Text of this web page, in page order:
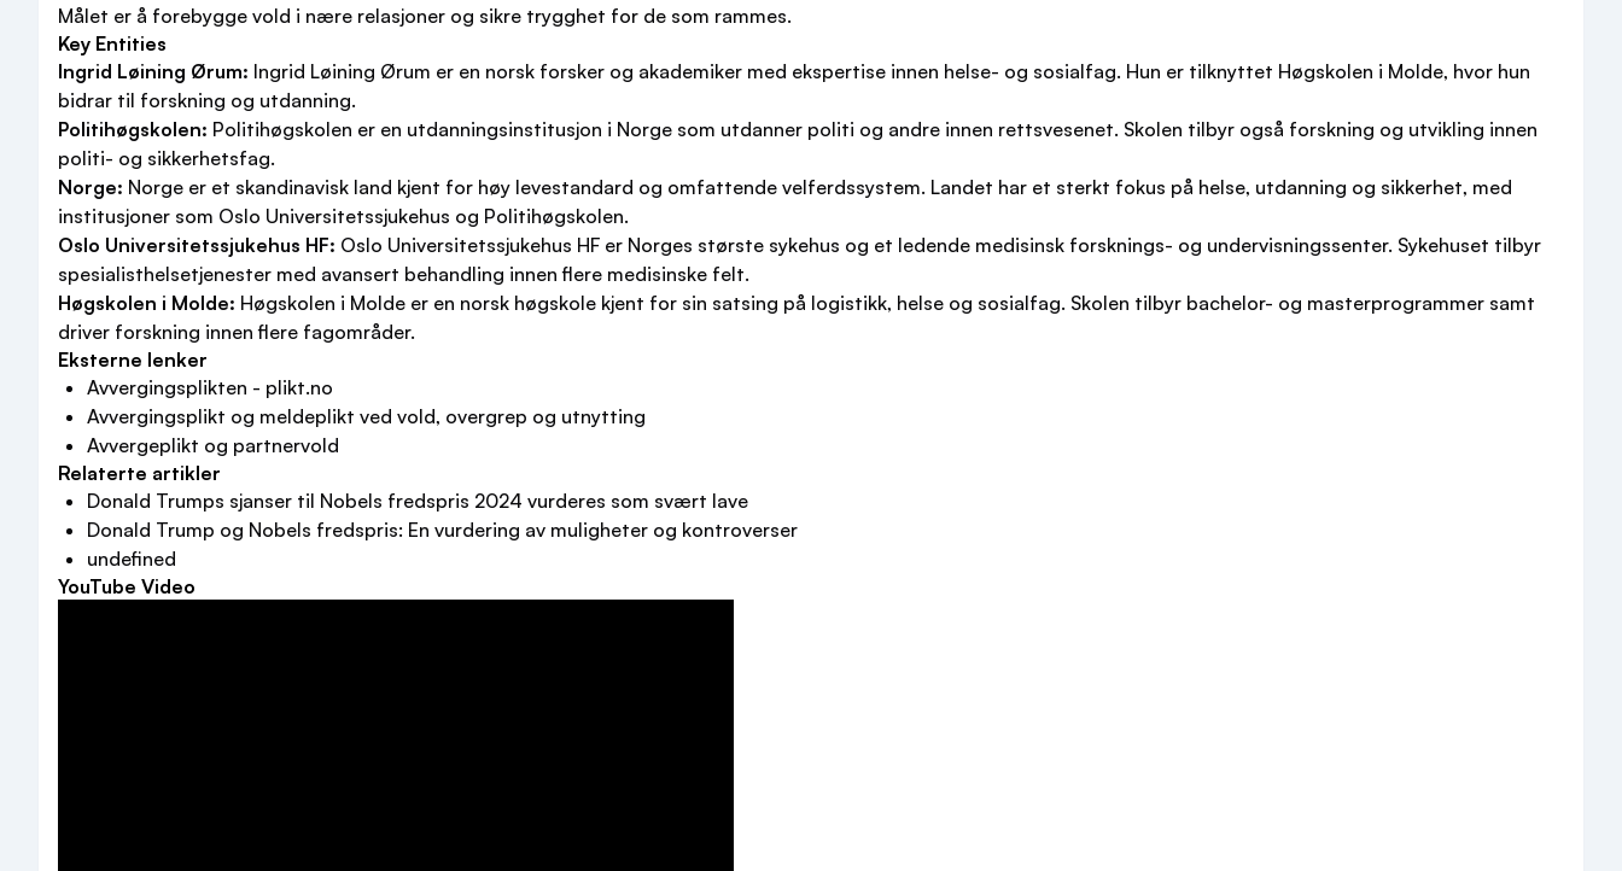
Målet er å forebygge vold i nære relasjoner og sikre trygghet for de som rammes.
Key Entities
Ingrid Løining Ørum: Ingrid Løining Ørum er en norsk forsker og akademiker med ekspertise innen helse- og sosialfag. Hun er tilknyttet Høgskolen i Molde, hvor hun
bidrar til forskning og utdanning.
Politihøgskolen: Politihøgskolen er en utdanningsinstitusjon i Norge som utdanner politi og andre innen rettsvesenet. Skolen tilbyr også forskning og utvikling innen
politi- og sikkerhetsfag.
Norge: Norge er et skandinavisk land kjent for høy levestandard og omfattende velferdssystem. Landet har et sterkt fokus på helse, utdanning og sikkerhet, med
institusjoner som Oslo Universitetssjukehus og Politihøgskolen.
Oslo Universitetssjukehus HF: Oslo Universitetssjukehus HF er Norges største sykehus og et ledende medisinsk forsknings- og undervisningssenter. Sykehuset tilbyr
spesialisthelsetjenester med avansert behandling innen flere medisinske felt.
Høgskolen i Molde: Høgskolen i Molde er en norsk høgskole kjent for sin satsing på logistikk, helse og sosialfag. Skolen tilbyr bachelor- og masterprogrammer samt
driver forskning innen flere fagområder.
Eksterne lenker
Avvergingsplikten - plikt.no
Avvergingsplikt og meldeplikt ved vold, overgrep og utnytting
Avvergeplikt og partnervold
Relaterte artikler
Donald Trumps sjanser til Nobels fredspris 2024 vurderes som svært lave
Donald Trump og Nobels fredspris: En vurdering av muligheter og kontroverser
undefined
YouTube Video